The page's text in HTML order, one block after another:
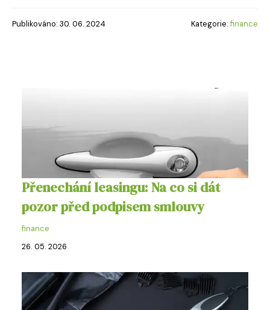
Publikováno: 30. 06. 2024 Kategorie:finance
Přenechání leasingu: Na co si dát
pozor před podpisem smlouvy
finance
26. 05. 2026